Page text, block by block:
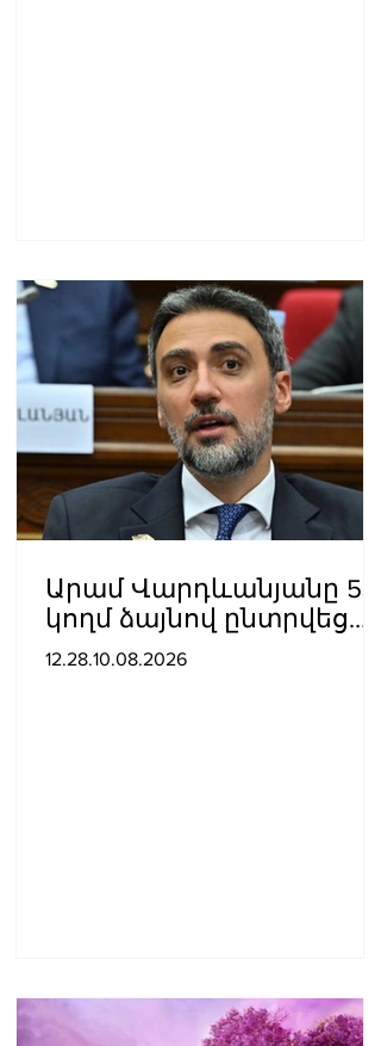
Արամ Վարդևանյանը 53
կողմ ձայնով ընտրվեց
ԱԺ փոխնախագահ
12.28.10.08.2026